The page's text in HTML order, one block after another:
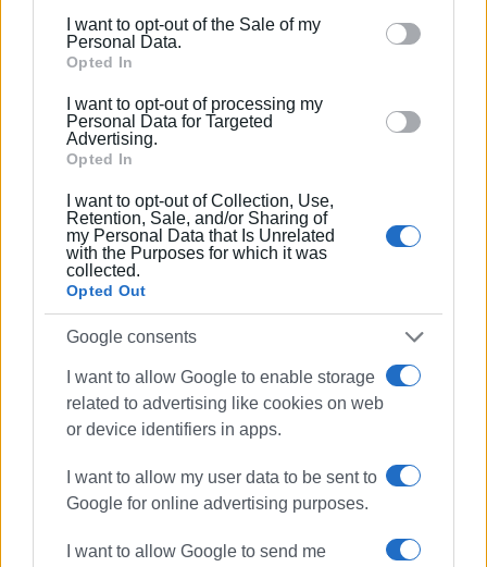
behaviour. You may click to grant or deny consent to
Google and its third-party tags to use your data for
section.
I want to opt-out of the Sale of my
Personal Data.
Opted In
I want to opt-out of processing my
Personal Data for Targeted
Advertising.
Opted In
I want to opt-out of Collection, Use,
Retention, Sale, and/or Sharing of
my Personal Data that Is Unrelated
with the Purposes for which it was
collected.
Opted Out
Google consents
I want to allow Google to enable storage
related to advertising like cookies on web
or device identifiers in apps.
I want to allow my user data to be sent to
Google for online advertising purposes.
I want to allow Google to send me
Συνδρομητές στο e-paper